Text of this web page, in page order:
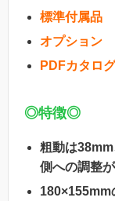
標準付属品
オプション
PDFカタログ
◎特徴◎
粗動は
側への調整が
180×155mm